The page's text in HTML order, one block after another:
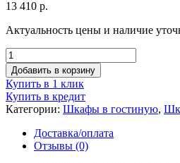
13 410 р.
Актуальность цены и наличие
Добавить в корзину
Купить в 1 клик
Купить в кредит
Категории: Шкафы в гостиную,
Доставка/оплата
Отзывы (0)